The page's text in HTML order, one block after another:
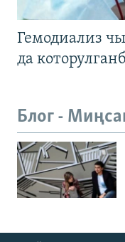
Гемодиализ
да
Блог -